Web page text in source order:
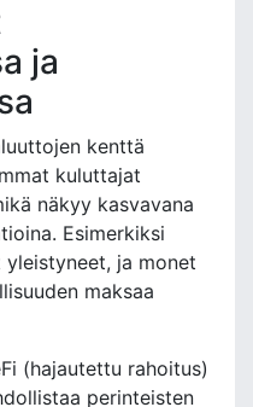
ja
kenttä
kuluttajat
näkyy kasvavana
Esimerkiksi
ja monet
maksaa
(hajautettu rahoitus)
perinteisten